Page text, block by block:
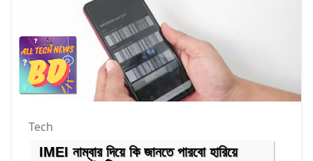
Tech
IMEI নাম্বার দিয়ে কি জানতে পারবো হারিয়ে